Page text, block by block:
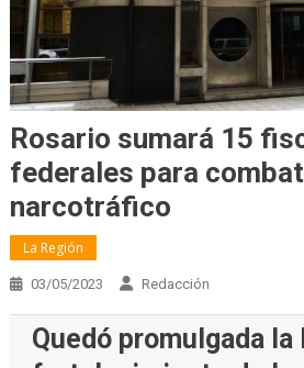
Rosario sumará 15
federales para
narcotráfico
La Región
03/05/2023 Redacción
Quedó promulgada la